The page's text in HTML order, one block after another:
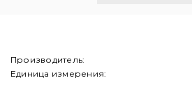
Производитель:
Единица измерения: